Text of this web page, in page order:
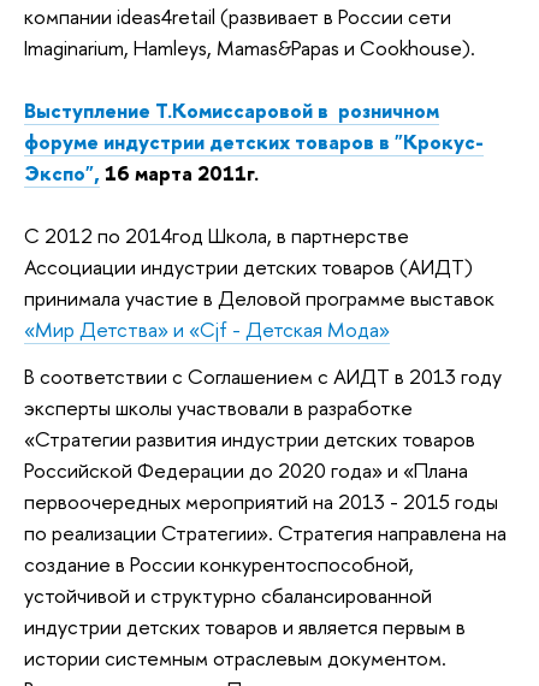
компании ideas4retail (развивает в России сети
Imaginarium, Hamleys, Mamas&Papas и Cookhouse).
Выступление Т.Комиссаровой в розничном
форуме индустрии детских товаров в "Крокус-
Экспо",16 марта 2011г.
С 2012 по 2014год Школа, в партнерстве
Ассоциации индустрии детских товаров (АИДТ)
принимала участие в Деловой программе выставок
«Мир Детства» и «Cjf - Детская Мода»
В соответствии с Соглашением с АИДТ в 2013 году
эксперты школы участвовали в разработке
«Стратегии развития индустрии детских товаров
Российской Федерации до 2020 года» и «Плана
первоочередных мероприятий на 2013 - 2015 годы
по реализации Стратегии». Стратегия направлена на
создание в России конкурентоспособной,
устойчивой и структурно сбалансированной
индустрии детских товаров и является первым в
истории системным отраслевым документом.